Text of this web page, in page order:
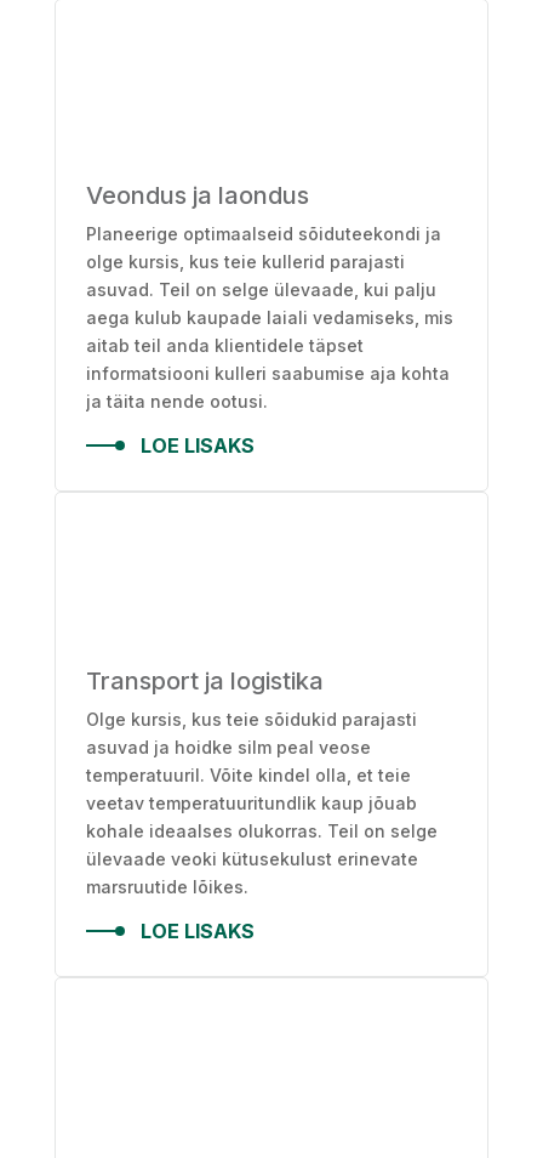
Veondus ja laondus
Planeerige optimaalseid sõiduteekondi ja
olge kursis, kus teie kullerid parajasti
asuvad. Teil on selge ülevaade, kui palju
aega kulub kaupade laiali vedamiseks, mis
aitab teil anda klientidele täpset
informatsiooni kulleri saabumise aja kohta
ja täita nende ootusi.
LOE LISAKS
Transport ja logistika
Olge kursis, kus teie sõidukid parajasti
asuvad ja hoidke silm peal veose
temperatuuril. Võite kindel olla, et teie
veetav temperatuuritundlik kaup jõuab
kohale ideaalses olukorras. Teil on selge
ülevaade veoki kütusekulust erinevate
marsruutide lõikes.
LOE LISAKS